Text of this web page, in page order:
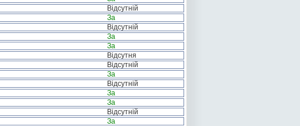
Відсутній
За
Відсутній
За
За
Відсутня
Відсутній
За
Відсутній
За
За
Відсутній
За